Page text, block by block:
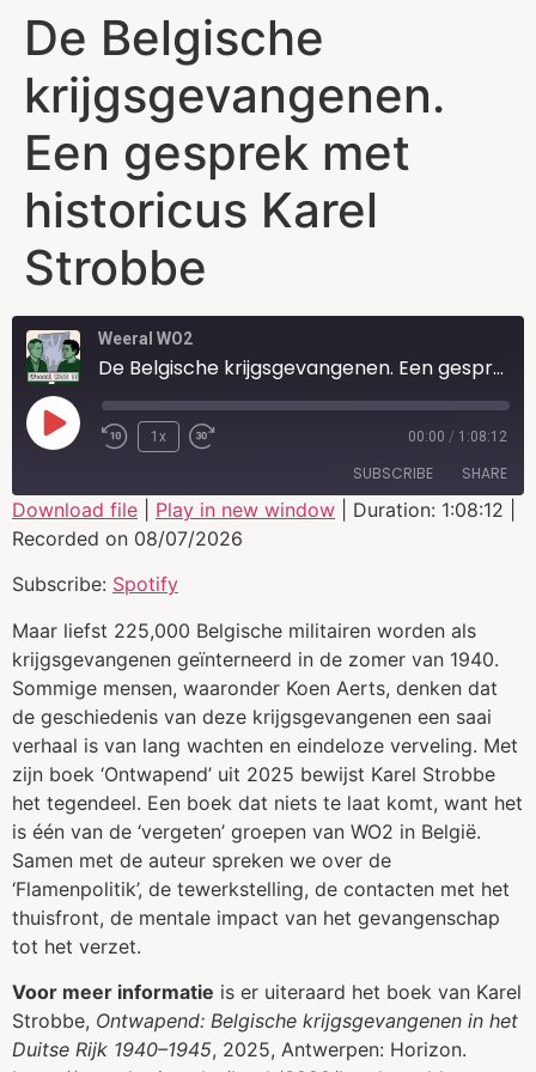
De Belgische
krijgsgevangenen.
Een gesprek met
historicus Karel
Strobbe
Weeral WO2
De Belgische krijgsgevangenen. Een gesprek met historicus Karel Strobbe
1x 00:00 / 1:08:12
SUBSCRIBE SHARE
Spotify
RSS FEED
SHARE
LINK
EMBED
Download file Play in new window Duration: 1:08:12
Recorded on 08/07/2026
Subscribe: Spotify
Maar liefst 225,000 Belgische militairen worden als
krijgsgevangenen geïnterneerd in de zomer van 1940.
Sommige mensen, waaronder Koen Aerts, denken dat
de geschiedenis van deze krijgsgevangenen een saai
verhaal is van lang wachten en eindeloze verveling. Met
zijn boek ‘Ontwapend’ uit 2025 bewijst Karel Strobbe
het tegendeel. Een boek dat niets te laat komt, want het
is één van de ‘vergeten’ groepen van WO2 in België.
Samen met de auteur spreken we over de
‘Flamenpolitik’, de tewerkstelling, de contacten met het
thuisfront, de mentale impact van het gevangenschap
tot het verzet.
Voor meer informatie is er uiteraard het boek van Karel
Strobbe, Ontwapend: Belgische krijgsgevangenen in het
Duitse Rijk 1940–1945, 2025, Antwerpen: Horizon.